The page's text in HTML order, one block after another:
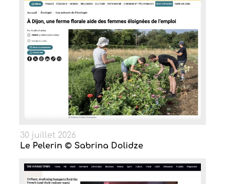
30 juillet 2026
Le Pelerin © Sabrina Dolidze